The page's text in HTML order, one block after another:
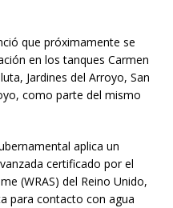
que próximamente se
en los tanques Carmen
Jardines del Arroyo, San
como parte del mismo
aplica un
certificado por el
(WRAS) del Reino Unido,
para contacto con agua